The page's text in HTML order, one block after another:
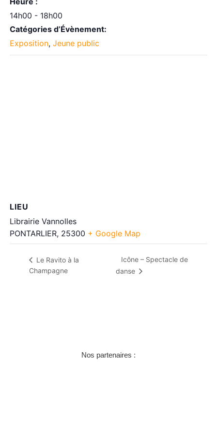
14h00 - 18h00
Catégories d’Évènement:
Exposition, Jeune public
LIEU
Librairie Vannolles
PONTARLIER, 25300 + Google Map
Le Ravito à la
Champagne
Icône – Spectacle de
danse
Nos partenaires :